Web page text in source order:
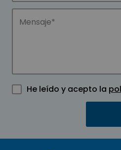
He leído y acepto la